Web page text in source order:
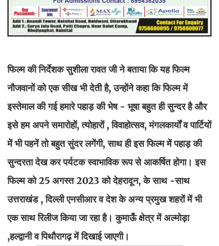
फिल्म की निर्देशक सुशीला रावत जी ने बताया कि यह फिल्म
नौजवानों को एक सीख भी देती है, उन्होंने कहा कि फिल्म में
इस्तेमाल की गई हमारे पहाड़ की भेष - भूषा बहुत ही सुन्दर है और
इसे हम अपने समारोहों, त्योहारों , विवाहोत्सव, मंगलकार्यों व पार्टियों
में भी पहनें तो बहुत सुंदर लगेंगी, साथ ही इस फिल्म में पहाड़ की
सुन्दरता देख कर पर्यटक स्वाभाविक रूप से आकर्षित होगा। इस
फिल्म को 25 अगस्त 2023 को देहरादून, के साथ -साथ
उत्तराखंड , दिल्ली एनसीआर व देश के अन्य प्रमुख शहरों में भी
एक साथ रिलीज किया जा रहा है। कुमाऊँ क्षेत्र में अल्मोड़ा
,हल्द्वानी व पिथौरागढ़ में दिखाई जाएगी।